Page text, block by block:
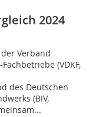
2024
Verband
(VDKF,
des Deutschen
(BIV,